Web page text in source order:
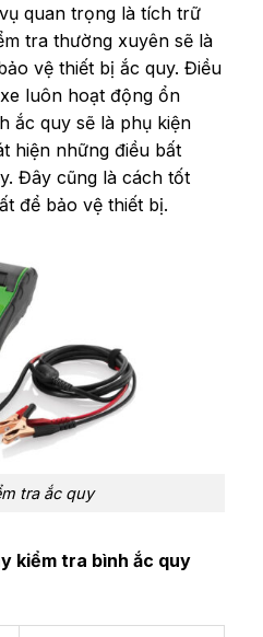
quan trọng là tích trữ
tra thường xuyên sẽ là
vệ thiết bị ắc quy. Điều
luôn hoạt động ổn
ắc quy sẽ là phụ kiện
hiện những điều bất
Đây cũng là cách tốt
để bảo vệ thiết bị.
tra ắc quy
kiểm tra bình ắc quy